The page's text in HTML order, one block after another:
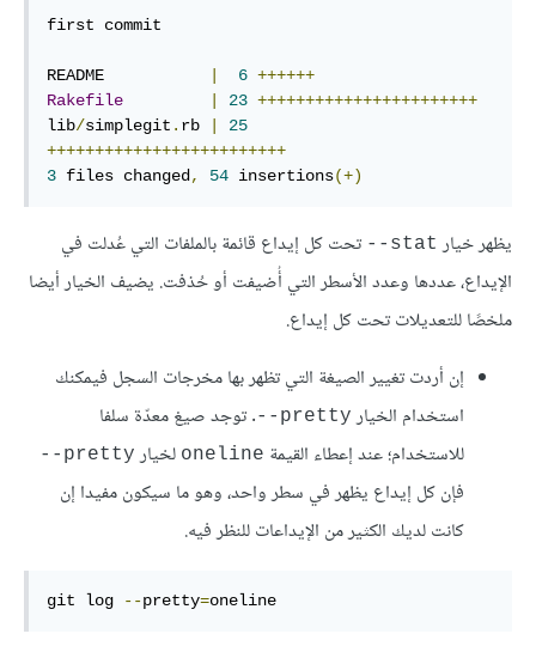
first commit
README 6 ++++++
Rakefile
23 +++++++++++++++++++++++
lib/simplegit . rb
25
+++++++++++++++++++++++++
3 files changed , 54 insertions(+)
يظهر خيار stat--
تحت كل إيداع قائمة بالملفات التي عُدلت في
الإيداع، عددها وعدد الأسطر التي أُضيفت أو حُذفت. يضيف الخيار أيضا
ملخصًا للتعديلات تحت كل إيداع.
إن أردت تغيير الصيغة التي تظهر بها مخرجات السجل فيمكنك
استخدام الخيار pretty--
. توجد صيغ معدّة سلفا
للاستخدام؛ عند إعطاء القيمة oneline لخيار pretty--
فإن كل إيداع يظهر في سطر واحد، وهو ما سيكون مفيدا إن
كانت لديك الكثير من الإيداعات للنظر فيه.
git log --pretty=oneline